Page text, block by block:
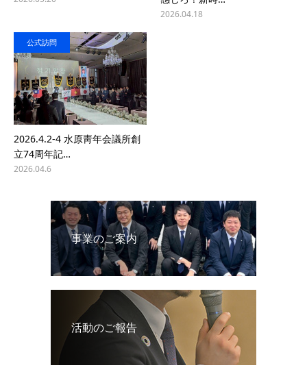
2026.04.18
公式訪問
2026.4.2-4 水原靑年会議所創
立74周年記…
2026.04.6
事業のご案内
活動のご報告